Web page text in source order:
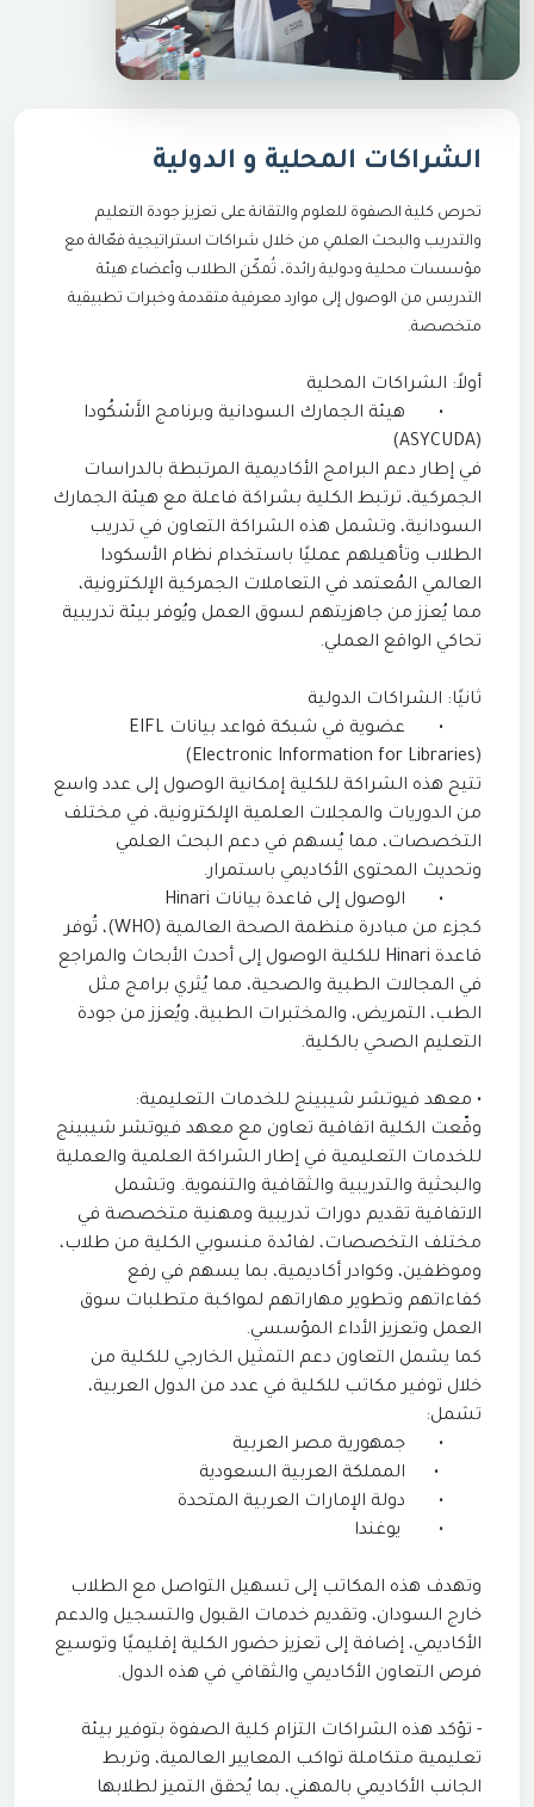
الشراكات المحلية و الدولية
تحرص كلية الصفوة للعلوم والتقانة على تعزيز جودة التعليم
والتدريب والبحث العلمي من خلال شراكات استراتيجية فعّالة مع
مؤسسات محلية ودولية رائدة، تُمكّن الطلاب وأعضاء هيئة
التدريس من الوصول إلى موارد معرفية متقدمة وخبرات تطبيقية
متخصصة.
أولاً: الشراكات المحلية
•
هيئة الجمارك السودانية وبرنامج الأَسْكُودا
(ASYCUDA)
في إطار دعم البرامج الأكاديمية المرتبطة بالدراسات
الجمركية، ترتبط الكلية بشراكة فاعلة مع هيئة الجمارك
السودانية، وتشمل هذه الشراكة التعاون في تدريب
الطلاب وتأهيلهم عمليًا باستخدام نظام الأسكودا
العالمي المُعتمد في التعاملات الجمركية الإلكترونية،
مما يُعزز من جاهزيتهم لسوق العمل ويُوفر بيئة تدريبية
تحاكي الواقع العملي.
ثانيًا: الشراكات الدولية
•
عضوية في شبكة قواعد بيانات EIFL
(Electronic Information for Libraries)
تتيح هذه الشراكة للكلية إمكانية الوصول إلى عدد واسع
من الدوريات والمجلات العلمية الإلكترونية، في مختلف
التخصصات، مما يُسهم في دعم البحث العلمي
وتحديث المحتوى الأكاديمي باستمرار.
•
الوصول إلى قاعدة بيانات Hinari
كجزء من مبادرة منظمة الصحة العالمية (WHO)، تُوفر
قاعدة Hinari للكلية الوصول إلى أحدث الأبحاث والمراجع
في المجالات الطبية والصحية، مما يُثري برامج مثل
الطب، التمريض، والمختبرات الطبية، ويُعزز من جودة
التعليم الصحي بالكلية.
• معهد فيوتشر شيبينج للخدمات التعليمية:
وقّعت الكلية اتفاقية تعاون مع معهد فيوتشر شيبينج
للخدمات التعليمية في إطار الشراكة العلمية والعملية
والبحثية والتدريبية والثقافية والتنموية. وتشمل
الاتفاقية تقديم دورات تدريبية ومهنية متخصصة في
مختلف التخصصات، لفائدة منسوبي الكلية من طلاب،
وموظفين، وكوادر أكاديمية، بما يسهم في رفع
كفاءاتهم وتطوير مهاراتهم لمواكبة متطلبات سوق
العمل وتعزيز الأداء المؤسسي.
كما يشمل التعاون دعم التمثيل الخارجي للكلية من
خلال توفير مكاتب للكلية في عدد من الدول العربية،
تشمل:
•
جمهورية مصر العربية
•
المملكة العربية السعودية
•
دولة الإمارات العربية المتحدة
•
يوغندا
وتهدف هذه المكاتب إلى تسهيل التواصل مع الطلاب
خارج السودان، وتقديم خدمات القبول والتسجيل والدعم
الأكاديمي، إضافة إلى تعزيز حضور الكلية إقليميًا وتوسيع
فرص التعاون الأكاديمي والثقافي في هذه الدول.
- تؤكد هذه الشراكات التزام كلية الصفوة بتوفير بيئة
تعليمية متكاملة تواكب المعايير العالمية، وتربط
الجانب الأكاديمي بالمهني، بما يُحقق التميز لطلابها